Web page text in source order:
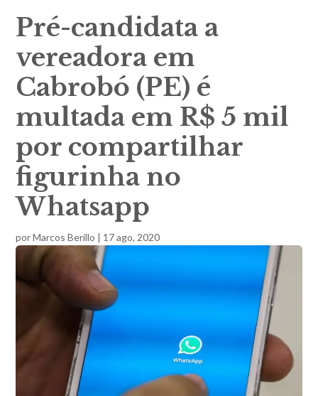
Pré-candidata a
vereadora em
Cabrobó (PE) é
multada em R$ 5 mil
por compartilhar
figurinha no
Whatsapp
porMarcos Berillo | 17 ago, 2020